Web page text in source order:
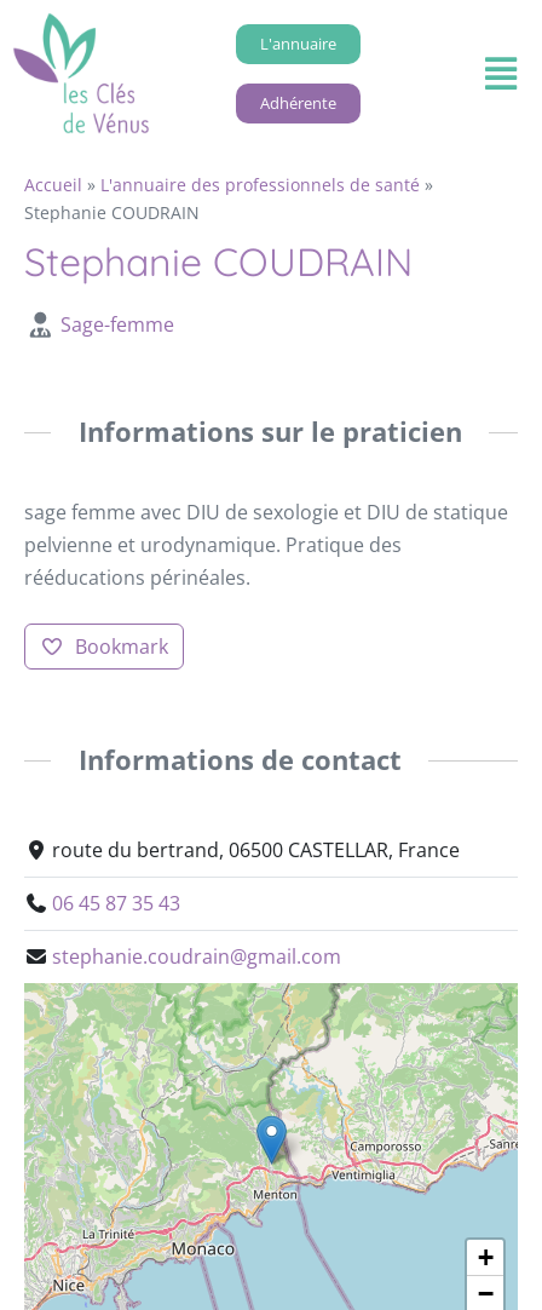
L'annuaire
Adhérente
Accueil » L'annuaire des professionnels de santé »
Stephanie COUDRAIN
Stephanie COUDRAIN
Sage-femme
Informations sur le praticien
sage femme avec DIU de sexologie et DIU de statique
pelvienne et urodynamique. Pratique des
rééducations périnéales.
Bookmark
Informations de contact
route du bertrand, 06500 CASTELLAR, France
06 45 87 35 43
stephanie.coudrain@gmail.com
+
−